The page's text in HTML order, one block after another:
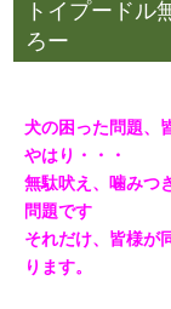
トイプードル
ろー
犬の困った問題、
やはり・・・
無駄吠え、噛みつ
問題です
それだけ、皆様が
ります。